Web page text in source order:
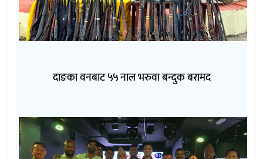
दाङका वनबाट ५५ नाल भरुवा बन्दुक बरामद